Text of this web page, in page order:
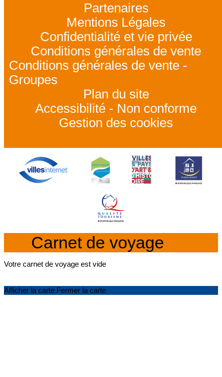
Partenaires
Mentions Légales
Confidentialité et vie privée
Conditions générales de vente
Conditions générales de vente -
Groupes
Plan du site
Accessibilité - Non conforme
Gestion des cookies
Carnet de voyage
Votre carnet de voyage est vide
Afficher la carte Fermer la carte